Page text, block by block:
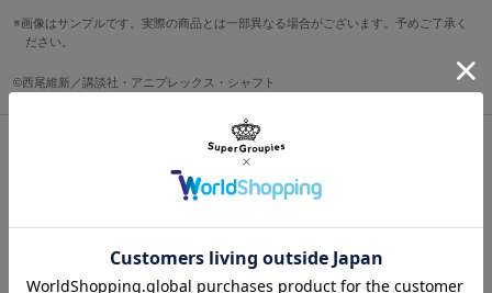
血痕と好物のドーナツとともに刺繍しました。
書籍の売上カードをイメージしたタグも隠れたポイント。
ボア部分が耳まで覆ってくれるため、寒い季節も暖かく過ごすこと
このフライトキャップがあれば頭を撫でられる心配もありません。
約12cm
画像はサンプルです。実際の商品とは一部異なる場合がございます。予めご了承く
ださい。
©西尾維新／講談社・アニプレックス・シャフト
Shopping Guide
送料は全国一律1,000円。表示価格は全て税込みです。